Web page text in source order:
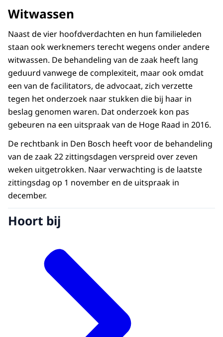
Witwassen
Naast de vier hoofdverdachten en hun familieleden
staan ook werknemers terecht wegens onder andere
witwassen. De behandeling van de zaak heeft lang
geduurd vanwege de complexiteit, maar ook omdat
een van de facilitators, de advocaat, zich verzette
tegen het onderzoek naar stukken die bij haar in
beslag genomen waren. Dat onderzoek kon pas
gebeuren na een uitspraak van de Hoge Raad in 2016.
De rechtbank in Den Bosch heeft voor de behandeling
van de zaak 22 zittingsdagen verspreid over zeven
weken uitgetrokken. Naar verwachting is de laatste
zittingsdag op 1 november en de uitspraak in
december.
Hoort bij